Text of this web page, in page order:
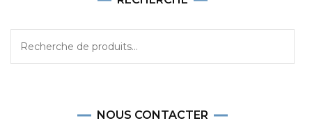
NOUS CONTACTER